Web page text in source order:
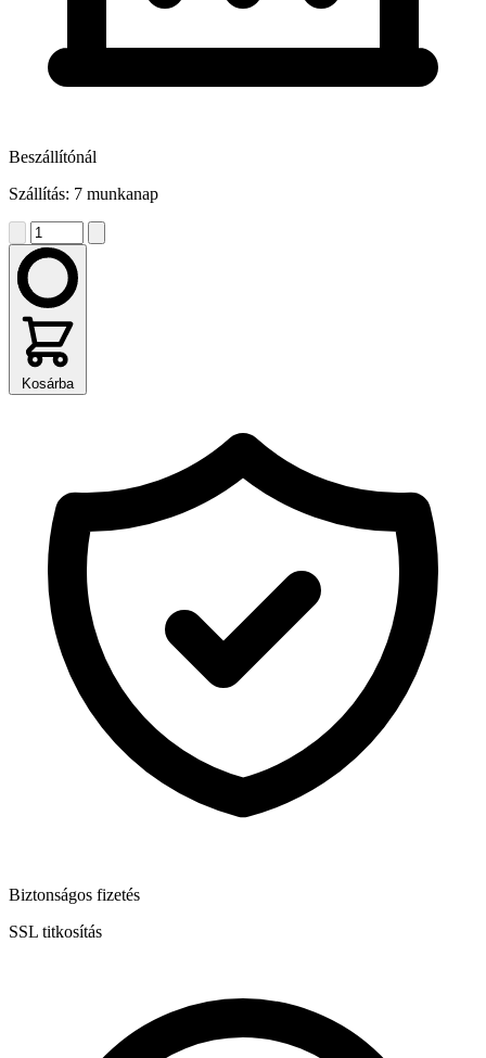
Beszállítónál
Szállítás: 7 munkanap
Kosárba
Biztonságos fizetés
SSL titkosítás